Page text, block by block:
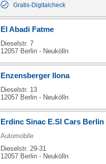
Gratis-Digitalcheck
El Abadi Fatme
Dieselstr. 7
12057 Berlin - Neukölln
Enzensberger Ilona
Dieselstr. 13
12057 Berlin - Neukölln
Erdinc Sinac E.SI Cars Berlin
Automobile
Dieselstr. 29-31
12057 Berlin - Neukölln